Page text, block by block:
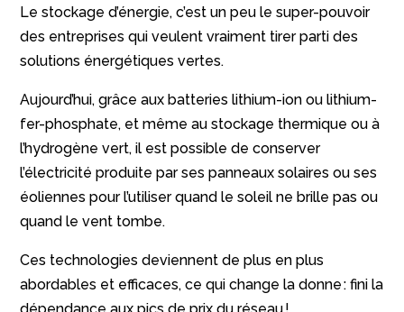
Le stockage d’énergie, c’est un peu le super-pouvoir
des entreprises qui veulent vraiment tirer parti des
solutions énergétiques vertes.
Aujourd’hui, grâce aux batteries lithium-ion ou lithium-
fer-phosphate, et même au stockage thermique ou à
l’hydrogène vert, il est possible de conserver
l’électricité produite par ses panneaux solaires ou ses
éoliennes pour l’utiliser quand le soleil ne brille pas ou
quand le vent tombe.
Ces technologies deviennent de plus en plus
abordables et efficaces, ce qui change la donne : fini la